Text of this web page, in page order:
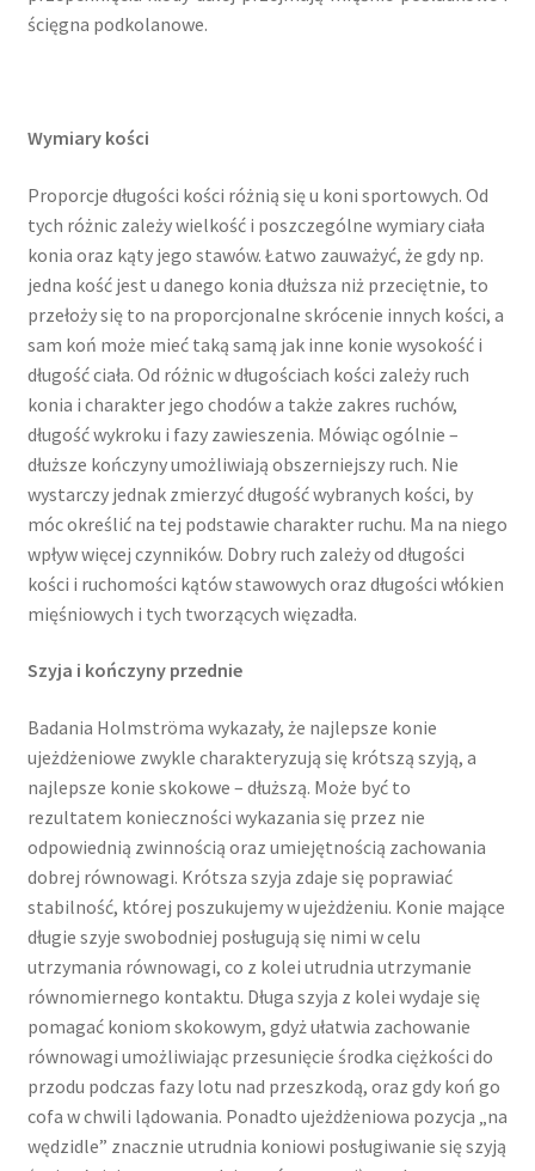
ścięgna podkolanowe.
Wymiary kości
Proporcje długości kości różnią się u koni sportowych. Od
tych różnic zależy wielkość i poszczególne wymiary ciała
konia oraz kąty jego stawów. Łatwo zauważyć, że gdy np.
jedna kość jest u danego konia dłuższa niż przeciętnie, to
przełoży się to na proporcjonalne skrócenie innych kości, a
sam koń może mieć taką samą jak inne konie wysokość i
długość ciała. Od różnic w długościach kości zależy ruch
konia i charakter jego chodów a także zakres ruchów,
długość wykroku i fazy zawieszenia. Mówiąc ogólnie –
dłuższe kończyny umożliwiają obszerniejszy ruch. Nie
wystarczy jednak zmierzyć długość wybranych kości, by
móc określić na tej podstawie charakter ruchu. Ma na niego
wpływ więcej czynników. Dobry ruch zależy od długości
kości i ruchomości kątów stawowych oraz długości włókien
mięśniowych i tych tworzących więzadła.
Szyja i kończyny przednie
Badania Holmströma wykazały, że najlepsze konie
ujeżdżeniowe zwykle charakteryzują się krótszą szyją, a
najlepsze konie skokowe – dłuższą. Może być to
rezultatem konieczności wykazania się przez nie
odpowiednią zwinnością oraz umiejętnością zachowania
dobrej równowagi. Krótsza szyja zdaje się poprawiać
stabilność, której poszukujemy w ujeżdżeniu. Konie mające
długie szyje swobodniej posługują się nimi w celu
utrzymania równowagi, co z kolei utrudnia utrzymanie
równomiernego kontaktu. Długa szyja z kolei wydaje się
pomagać koniom skokowym, gdyż ułatwia zachowanie
równowagi umożliwiając przesunięcie środka ciężkości do
przodu podczas fazy lotu nad przeszkodą, oraz gdy koń go
cofa w chwili lądowania. Ponadto ujeżdżeniowa pozycja „na
wędzidle” znacznie utrudnia koniowi posługiwanie się szyją